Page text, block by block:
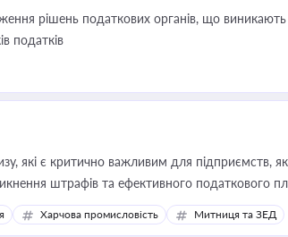
рішень податкових органів, що
податків
які є критично важливим для підприємств,
штрафів та ефективного податкового
Харчова промисловість Митниця та ЗЕД